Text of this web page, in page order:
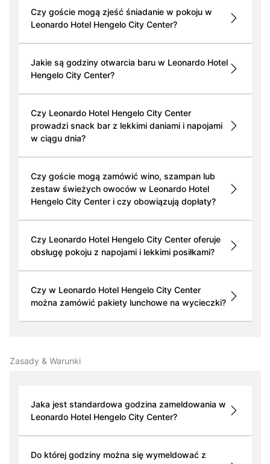
Czy goście mogą zjeść śniadanie w pokoju w
Leonardo Hotel Hengelo City Center?
Jakie są godziny otwarcia baru w Leonardo Hotel
Hengelo City Center?
Czy Leonardo Hotel Hengelo City Center
prowadzi snack bar z lekkimi daniami i napojami
w ciągu dnia?
Czy goście mogą zamówić wino, szampan lub
zestaw świeżych owoców w Leonardo Hotel
Hengelo City Center i czy obowiązują dopłaty?
Czy Leonardo Hotel Hengelo City Center oferuje
obsługę pokoju z napojami i lekkimi posiłkami?
Czy w Leonardo Hotel Hengelo City Center
można zamówić pakiety lunchowe na wycieczki?
Zasady & Warunki
Jaka jest standardowa godzina zameldowania w
Leonardo Hotel Hengelo City Center?
Do której godziny można się wymeldować z